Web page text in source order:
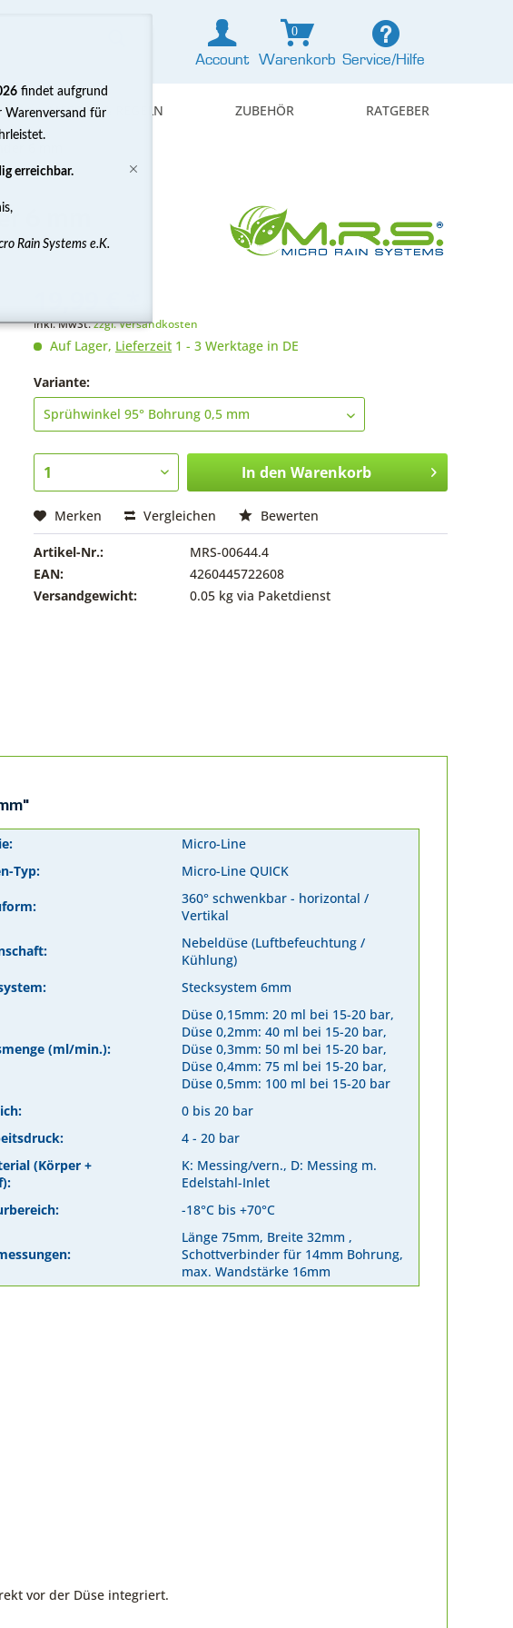
Service/Hilfe
Account
0
Warenkorb
MESSEN & REGELN ZUBEHÖR RATGEBER
6 mm
6 mm
inkl. MwSt.zzgl. Versandkosten
Auf Lager, Lieferzeit 1 - 3 Werktage in DE
Variante:
In den Warenkorb
Merken Vergleichen Bewerten
Artikel-Nr.:
MRS-00644.4
EAN:
4260445722608
Versandgewicht:
0.05 kg via Paketdienst
Micro-Line
Typ:
Micro-Line QUICK
360° schwenkbar - horizontal /
Vertikal
Nebeldüse (Luftbefeuchtung /
Kühlung)
Stecksystem 6mm
(ml/min.):
Düse 0,15mm: 20 ml bei 15-20 bar,
Düse 0,2mm: 40 ml bei 15-20 bar,
Düse 0,3mm: 50 ml bei 15-20 bar,
Düse 0,4mm: 75 ml bei 15-20 bar,
Düse 0,5mm: 100 ml bei 15-20 bar
0 bis 20 bar
4 - 20 bar
(Körper +
K: Messing/vern., D: Messing m.
Edelstahl-Inlet
-18°C bis +70°C
Länge 75mm, Breite 32mm ,
Schottverbinder für 14mm Bohrung,
max. Wandstärke 16mm
vor der Düse integriert.
findet aufgrund
Warenversand für
erreichbar.
Rain Systems e.K.